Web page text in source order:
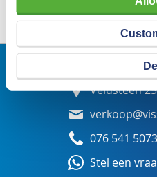
Wij
Veldsteen
076 541 5073
Stel een